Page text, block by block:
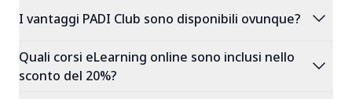
I vantaggi PADI Club sono disponibili ovunque? expand_more
Quali corsi eLearning online sono inclusi nello
sconto del 20%?
expand_more